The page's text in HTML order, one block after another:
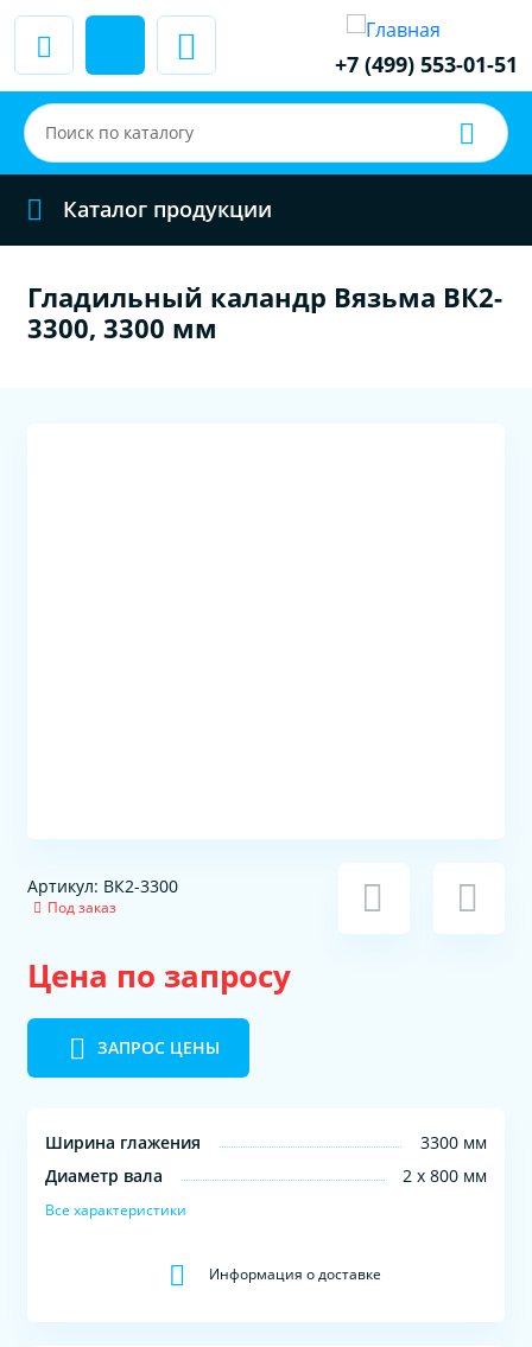
+7 (499) 553-01-51
Каталог продукции
Гладильный каландр Вязьма ВК2-
3300, 3300 мм
Артикул: ВК2-3300
Под заказ
Цена по запросу
ЗАПРОС ЦЕНЫ
Ширина глажения
3300 мм
Диаметр вала
2 х 800 мм
Все характеристики
Информация о доставке